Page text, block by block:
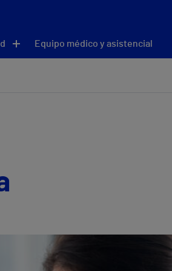
Equipo médico y asistencial